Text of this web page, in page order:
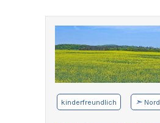
kinderfreundlich ➣ Nord